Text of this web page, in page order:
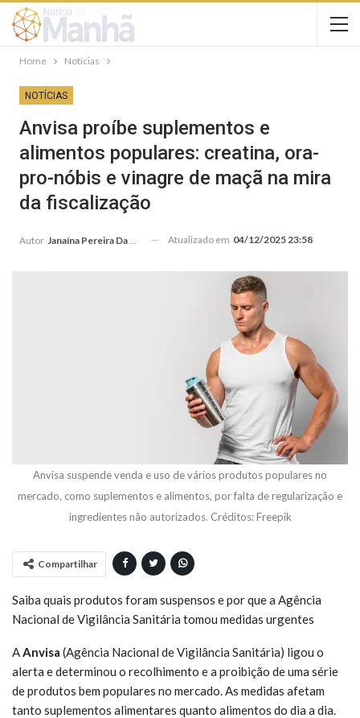
Home Notícias
NOTÍCIAS
Anvisa proíbe suplementos e
alimentos populares: creatina, ora-
pro-nóbis e vinagre de maçã na mira
da fiscalização
Autor Janaína Pereira Da Silva Atualizado em 04/12/2025 23:58
Anvisa suspende venda e uso de vários produtos populares no
mercado, como suplementos e alimentos, por falta de regularização e
ingredientes não autorizados. Créditos: Freepik
Compartilhar
Saiba quais produtos foram suspensos e por que a Agência
Nacional de Vigilância Sanitária tomou medidas urgentes
AAnvisa (Agência Nacional de Vigilância Sanitária) ligou o
alerta e determinou o recolhimento e a proibição de uma série
de produtos bem populares no mercado. As medidas afetam
tanto suplementos alimentares quanto alimentos do dia a dia.